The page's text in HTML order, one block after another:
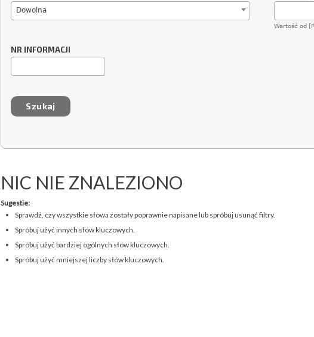
Dowolna
Wartość od
NR INFORMACJI
NIC NIE ZNALEZIONO
Sugestie:
Sprawdź, czy wszystkie słowa zostały poprawnie napisane lub spróbuj usunąć filtry.
Spróbuj użyć innych słów kluczowych.
Spróbuj użyć bardziej ogólnych słów kluczowych.
Spróbuj użyć mniejszej liczby słów kluczowych.